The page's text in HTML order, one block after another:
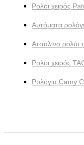
Ρολόι χειρός
Αυτόματα
Ατσάλινο ρολόι
Ρολόι χειρός
Ρολόγια Camy